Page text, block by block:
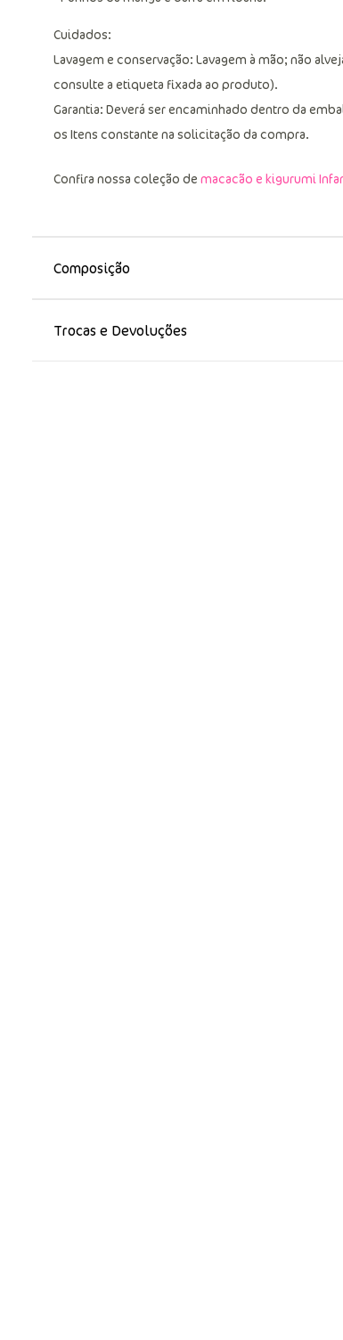
Cuidados:
Lavagem e conservação: Lavagem à mão; não
consulte a etiqueta fixada ao produto).
Garantia: Deverá ser encaminhado dentro da
os Itens constante na solicitação da compra.
Confira nossa coleção de macacão e kigurumi
Composição
Trocas e Devoluções